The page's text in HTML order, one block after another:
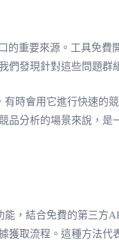
重要來源。工具免
發現針對這些問題群
時會用它進行快速
分析的場景來說，
，結合免費的第三
取流程。這種方法